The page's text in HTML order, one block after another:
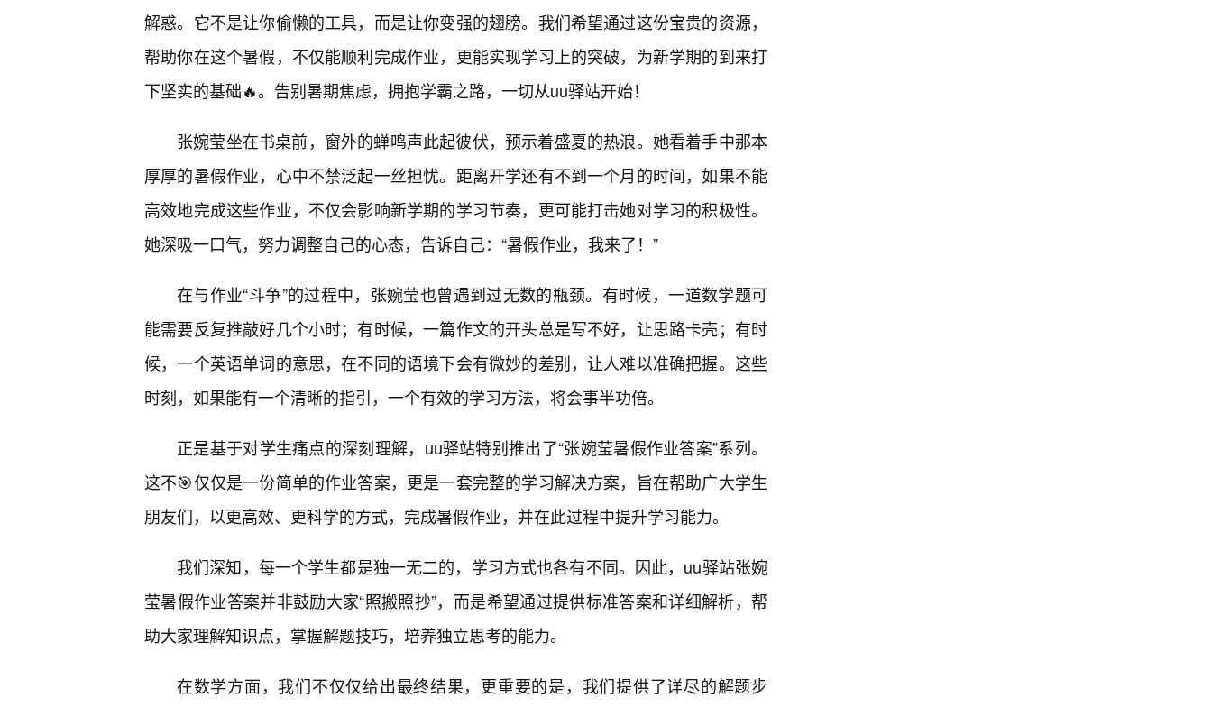
解惑。它不是让你偷懒的工具，而是让你变强的翅膀。我们希望通过这份宝贵的资源，
帮助你在这个暑假，不仅能顺利完成作业，更能实现学习上的突破，为新学期的到来打
下坚实的基础🔥。告别暑期焦虑，拥抱学霸之路，一切从uu驿站开始！
张婉莹坐在书桌前，窗外的蝉鸣声此起彼伏，预示着盛夏的热浪。她看着手中那本
厚厚的暑假作业，心中不禁泛起一丝担忧。距离开学还有不到一个月的时间，如果不能
高效地完成这些作业，不仅会影响新学期的学习节奏，更可能打击她对学习的积极性。
她深吸一口气，努力调整自己的心态，告诉自己：“暑假作业，我来了！”
在与作业“斗争”的过程中，张婉莹也曾遇到过无数的瓶颈。有时候，一道数学题可
能需要反复推敲好几个小时；有时候，一篇作文的开头总是写不好，让思路卡壳；有时
候，一个英语单词的意思，在不同的语境下会有微妙的差别，让人难以准确把握。这些
时刻，如果能有一个清晰的指引，一个有效的学习方法，将会事半功倍。
正是基于对学生痛点的深刻理解，uu驿站特别推出了“张婉莹暑假作业答案”系列。
这不🎯仅仅是一份简单的作业答案，更是一套完整的学习解决方案，旨在帮助广大学生
朋友们，以更高效、更科学的方式，完成暑假作业，并在此过程中提升学习能力。
我们深知，每一个学生都是独一无二的，学习方式也各有不同。因此，uu驿站张婉
莹暑假作业答案并非鼓励大家“照搬照抄”，而是希望通过提供标准答案和详细解析，帮
助大家理解知识点，掌握解题技巧，培养独立思考的能力。
在数学方面，我们不仅仅给出最终结果，更重要的是，我们提供了详尽的解题步